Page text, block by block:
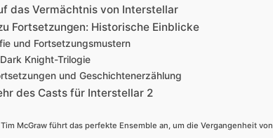
das Vermächtnis von Interstellar
Fortsetzungen: Historische Einblicke
und Fortsetzungsmustern
Knight-Trilogie
und Geschichtenerzählung
des Casts für Interstellar 2
McGraw führt das perfekte Ensemble an, um die Vergangenheit von